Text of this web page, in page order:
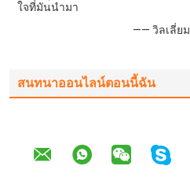
ใจที่มันนํามา
—— วิลเลี่ยม
สนทนาออนไลน์ตอนนี้ฉัน